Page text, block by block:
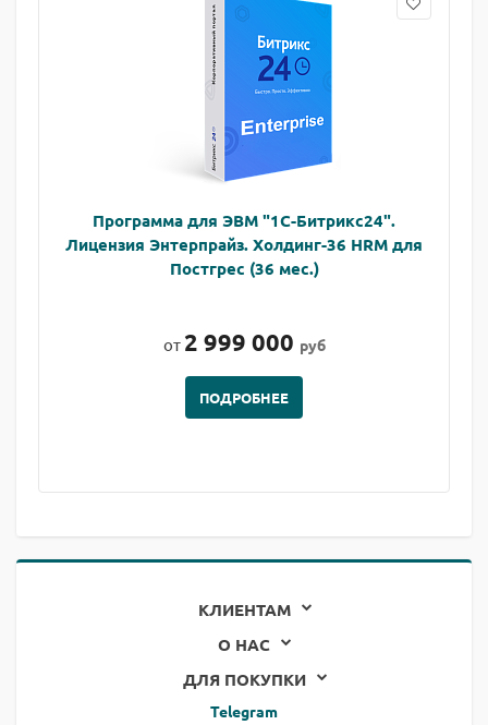
Программа для ЭВМ "1С-Битрикс24".
Лицензия Энтерпрайз. Холдинг-36 HRM для
Постгрес (36 мес.)
от 2 999 000 руб
ПОДРОБНЕЕ
КЛИЕНТАМ
О НАС
ДЛЯ ПОКУПКИ
Telegram